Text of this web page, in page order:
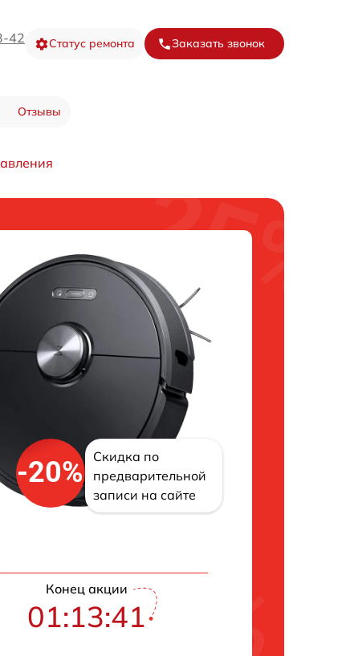
42 Статус ремонта Заказать звонок
Отзывы
-20%
Скидка по
предварительной
записи на сайте
Конец акции
01:13:40